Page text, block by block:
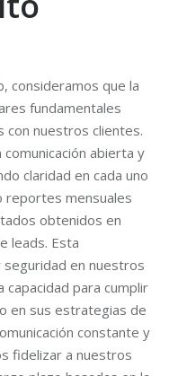
consideramos que la
fundamentales
con nuestros clientes.
abierta y
claridad en cada uno
reportes mensuales
obtenidos en
leads. Esta
en nuestros
capacidad para cumplir
en sus estrategias de
constante y
fidelizar a nuestros